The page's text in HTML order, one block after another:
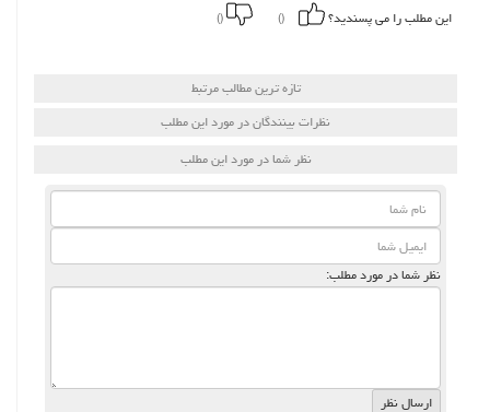
این مطلب را می پسندید؟
()
()
تازه ترین مطالب مرتبط
نظرات بینندگان در مورد این مطلب
نظر شما در مورد این مطلب
نظر شما در مورد مطلب: